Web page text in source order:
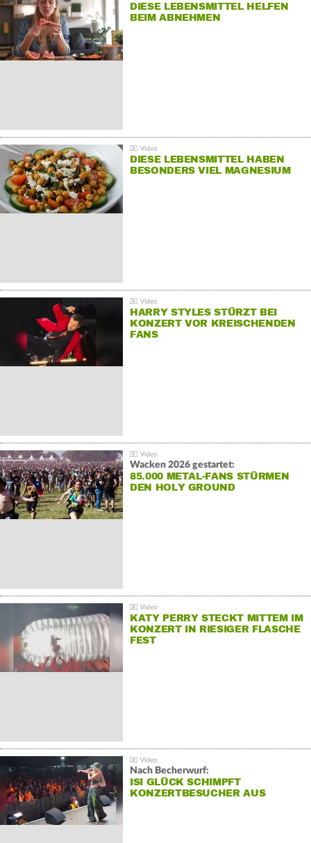
DIESE LEBENSMITTEL HELFEN
BEIM ABNEHMEN
DIESE LEBENSMITTEL HABEN
BESONDERS VIEL MAGNESIUM
HARRY STYLES STÜRZT BEI
KONZERT VOR KREISCHENDEN
FANS
Wacken 2026 gestartet:
85.000 METAL-FANS STÜRMEN
DEN HOLY GROUND
KATY PERRY STECKT MITTEM IM
KONZERT IN RIESIGER FLASCHE
FEST
Nach Becherwurf:
ISI GLÜCK SCHIMPFT
KONZERTBESUCHER AUS